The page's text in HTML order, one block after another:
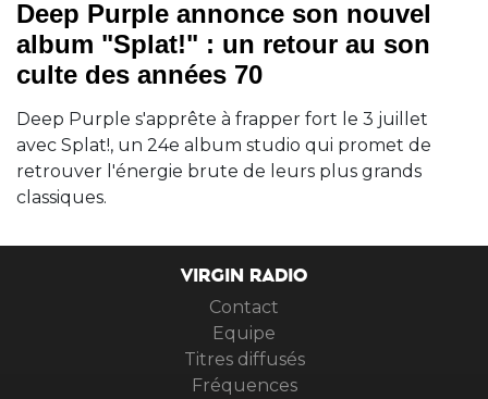
Deep Purple annonce son nouvel
album "Splat!" : un retour au son
culte des années 70
Deep Purple s'apprête à frapper fort le 3 juillet
avec Splat!, un 24e album studio qui promet de
retrouver l'énergie brute de leurs plus grands
classiques.
VIRGIN RADIO
Contact
Equipe
Titres diffusés
Fréquences